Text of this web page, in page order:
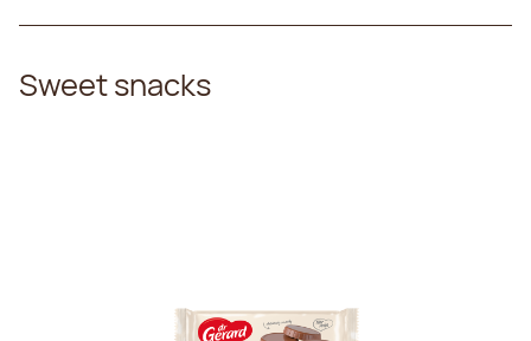
Sweet snacks